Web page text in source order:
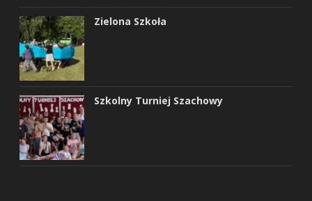
Zielona Szkoła
Szkolny Turniej Szachowy